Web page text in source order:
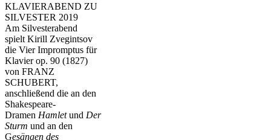
KLAVIERABEND ZU
SILVESTER 2019
Am Silvesterabend
spielt Kirill Zvegintsov
die Vier Impromptus für
Klavier op. 90 (1827)
von FRANZ
SCHUBERT,
anschließend die an den
Shakespeare-
Dramen Hamletund Der
Sturm und an den
Gesängen des